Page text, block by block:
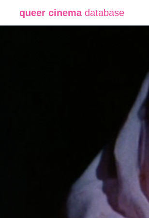
queer cinema database